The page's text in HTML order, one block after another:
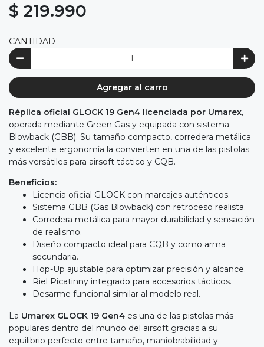
$ 219.990
CANTIDAD
Agregar al carro
Réplica oficial GLOCK 19 Gen4 licenciada por Umarex,
operada mediante Green Gas y equipada con sistema
Blowback (GBB). Su tamaño compacto, corredera metálica
y excelente ergonomía la convierten en una de las pistolas
más versátiles para airsoft táctico y CQB.
Beneficios:
Licencia oficial GLOCK con marcajes auténticos.
Sistema GBB (Gas Blowback) con retroceso realista.
Corredera metálica para mayor durabilidad y sensación
de realismo.
Diseño compacto ideal para CQB y como arma
secundaria.
Hop-Up ajustable para optimizar precisión y alcance.
Riel Picatinny integrado para accesorios tácticos.
Desarme funcional similar al modelo real.
La Umarex GLOCK 19 Gen4 es una de las pistolas más
populares dentro del mundo del airsoft gracias a su
equilibrio perfecto entre tamaño, maniobrabilidad y